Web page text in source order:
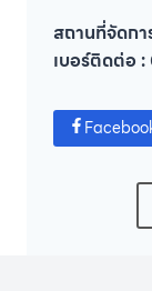
สถานที่จัดกา
เบอร์ติดต่อ :